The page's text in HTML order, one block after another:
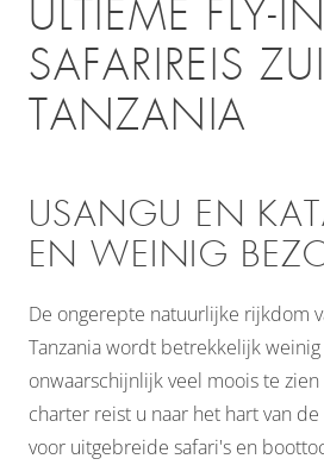
ULTIEME FLY-IN
SAFARIREIS
TANZANIA
USANGU EN
EN WEINIG
De ongerepte natuurlijke rijkdom
Tanzania wordt betrekkelijk
onwaarschijnlijk veel moois te
charter reist u naar het hart van
voor uitgebreide safari's en